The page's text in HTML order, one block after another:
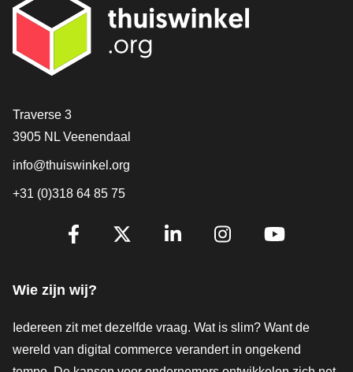
Contact
Traverse 3
3905 NL Veenendaal
info@thuiswinkel.org
+31 (0)318 64 85 75
Volg je ons al?
Wie zijn wij?
Iedereen zit met dezelfde vraag. Wat is slim? Want de
wereld van digital commerce verandert in ongekend